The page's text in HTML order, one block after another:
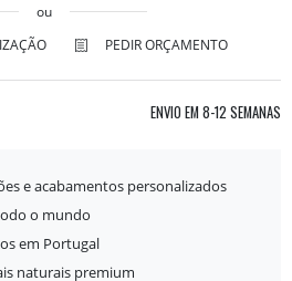
ou
PEDIR ORÇAMENTO
ENVIO EM 8-12 SEMANAS
e acabamentos personalizados
o mundo
em Portugal
naturais premium